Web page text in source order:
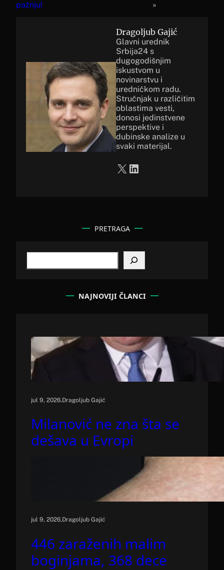
pažnju!
»
Dragoljub Gajić
Glavni urednik
Srbija24 s
dugogodišnjim
iskustvom u
novinarstvu i
uredničkom radu.
Stručnjak u različitim
oblastima vesti,
donosi jedinstvene
perspektive i
dubinske analize u
svaki materijal.
X LinkedIn
PRETRAGA
NAJNOVIJI ČLANCI
jul 9, 2026.Dragoljub Gajić
Milanović ne zna šta se
dešava u Evropi
jul 9, 2026.Dragoljub Gajić
446 zaraženih malim
boginjama, 368 dece